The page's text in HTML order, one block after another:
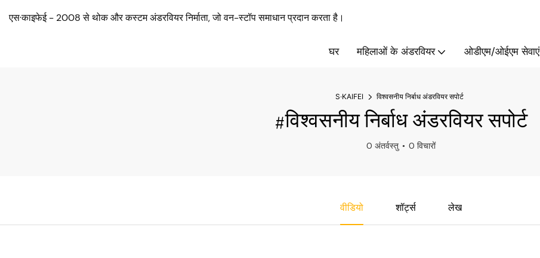
एस·काइफेई - 2008 से थोक और कस्टम अंडरवियर निर्माता, जो वन-स्टॉप समाधान प्रदान करता है।
घर महिलाओं के अंडरवियर ओडीएम/ओईएम सेवाएं
S·KAIFEI विश्वसनीय निर्बाध अंडरवियर सपोर्ट
#विश्वसनीय निर्बाध अंडरवियर सपोर्ट
0 अंतर्वस्तु 0 विचारों
वीडियो शॉर्ट्स लेख